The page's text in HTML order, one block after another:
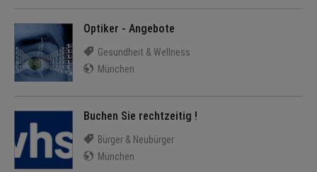
Optiker - Angebote
Gesundheit & Wellness
München
Buchen Sie rechtzeitig !
Bürger & Neubürger
München